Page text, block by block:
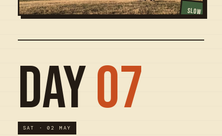
SLOW
DAY07
SAT · 02 MAY